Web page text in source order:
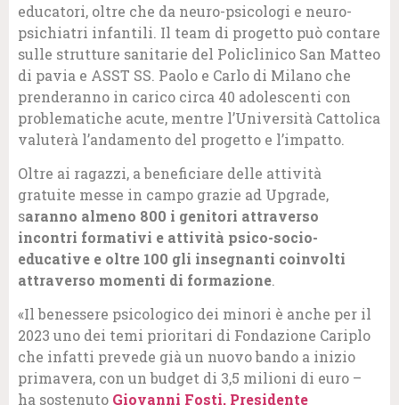
educatori, oltre che da neuro-psicologi e neuro-
psichiatri infantili. Il team di progetto può contare
sulle strutture sanitarie del Policlinico San Matteo
di pavia e ASST SS. Paolo e Carlo di Milano che
prenderanno in carico circa 40 adolescenti con
problematiche acute, mentre l’Università Cattolica
valuterà l’andamento del progetto e l’impatto.
Oltre ai ragazzi, a beneficiare delle attività
gratuite messe in campo grazie ad Upgrade,
saranno almeno 800 i genitori attraverso
incontri formativi e attività psico-socio-
educative e oltre 100 gli insegnanti coinvolti
attraverso momenti di formazione.
«Il benessere psicologico dei minori è anche per il
2023 uno dei temi prioritari di Fondazione Cariplo
che infatti prevede già un nuovo bando a inizio
primavera, con un budget di 3,5 milioni di euro –
ha sostenuto Giovanni Fosti, Presidente